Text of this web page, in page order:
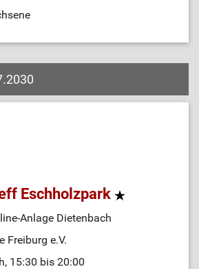
Eschholzpark
Anlage Dietenbach
Freiburg e.V.
15:30 bis 20:00